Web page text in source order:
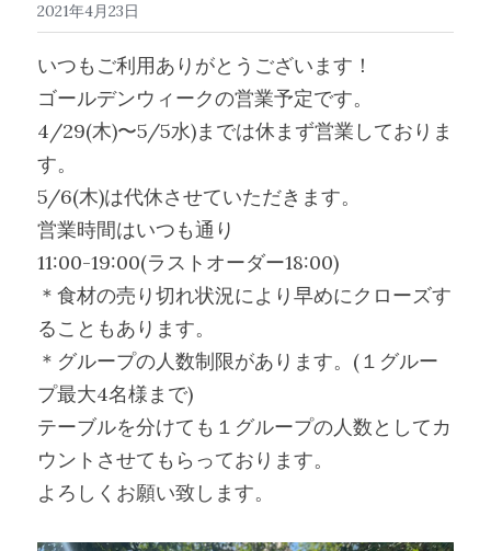
2021年4月23日
いつもご利用ありがとうございます！
ゴールデンウィークの営業予定です。
4/29(木)〜5/5水)までは休まず営業しておりま
す。
5/6(木)は代休させていただきます。
営業時間はいつも通り
11:00-19:00(ラストオーダー18:00)
＊食材の売り切れ状況により早めにクローズす
ることもあります。
＊グループの人数制限があります。(１グルー
プ最大4名様まで)
テーブルを分けても１グループの人数としてカ
ウントさせてもらっております。
よろしくお願い致します。